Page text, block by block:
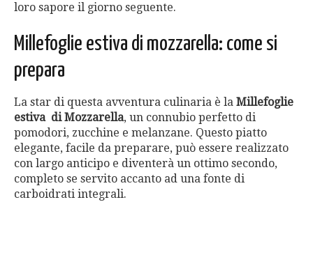
loro sapore il giorno seguente.
Millefoglie estiva di mozzarella: come si
prepara
La star di questa avventura culinaria è la Millefoglie
estiva di Mozzarella, un connubio perfetto di
pomodori, zucchine e melanzane. Questo piatto
elegante, facile da preparare, può essere realizzato
con largo anticipo e diventerà un ottimo secondo,
completo se servito accanto ad una fonte di
carboidrati integrali.